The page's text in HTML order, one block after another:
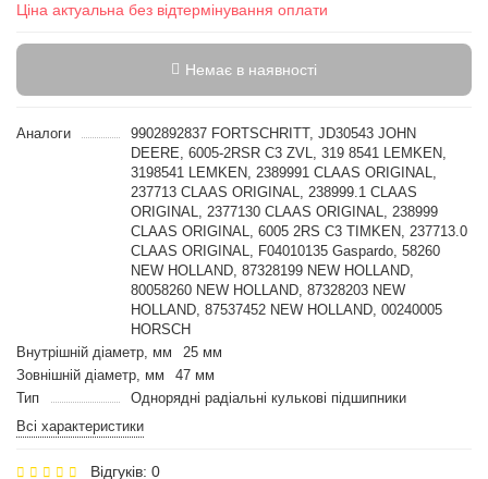
Ціна актуальна без відтермінування оплати
Немає в наявності
Аналоги
9902892837 FORTSCHRITT, JD30543 JOHN
DEERE, 6005-2RSR C3 ZVL, 319 8541 LEMKEN,
3198541 LEMKEN, 2389991 CLAAS ORIGINAL,
237713 CLAAS ORIGINAL, 238999.1 CLAAS
ORIGINAL, 2377130 CLAAS ORIGINAL, 238999
CLAAS ORIGINAL, 6005 2RS C3 TIMKEN, 237713.0
CLAAS ORIGINAL, F04010135 Gaspardo, 58260
NEW HOLLAND, 87328199 NEW HOLLAND,
80058260 NEW HOLLAND, 87328203 NEW
HOLLAND, 87537452 NEW HOLLAND, 00240005
HORSCH
Внутрішній діаметр, мм
25 мм
Зовнішній діаметр, мм
47 мм
Тип
Однорядні радіальні кулькові підшипники
Всі характеристики
Відгуків: 0